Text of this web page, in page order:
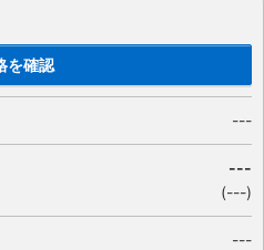
を確認
---
---
(---)
---